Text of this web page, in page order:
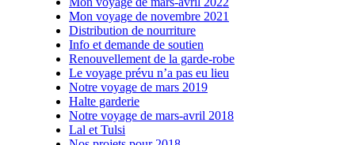
Mon voyage de novembre 2021
Distribution de nourriture
Info et demande de soutien
Renouvellement de la garde-robe
Le voyage prévu n’a pas eu lieu
Notre voyage de mars 2019
Halte garderie
Notre voyage de mars-avril 2018
Lal et Tulsi